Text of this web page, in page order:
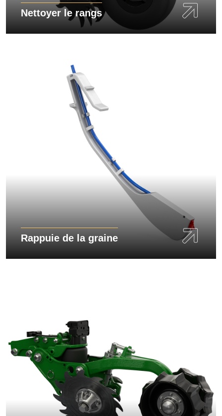
Nettoyer le rangs
Rappuie de la graine